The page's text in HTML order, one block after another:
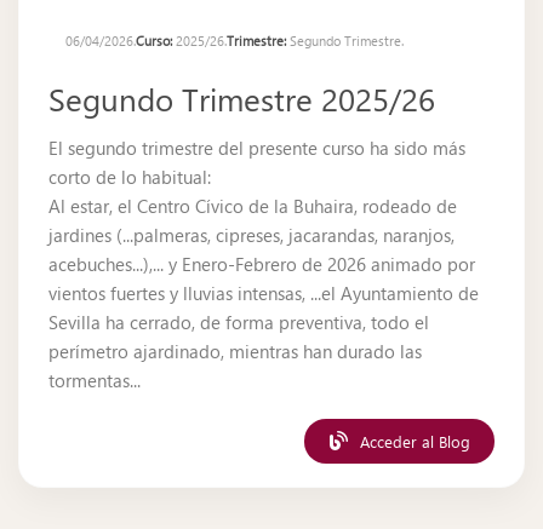
06/04/2026.Curso:2025/26.Trimestre:Segundo Trimestre.
Segundo Trimestre 2025/26
El segundo trimestre del presente curso ha sido más
corto de lo habitual:
Al estar, el Centro Cívico de la Buhaira, rodeado de
jardines (...palmeras, cipreses, jacarandas, naranjos,
acebuches...),... y Enero-Febrero de 2026 animado por
vientos fuertes y lluvias intensas, ...el Ayuntamiento de
Sevilla ha cerrado, de forma preventiva, todo el
perímetro ajardinado, mientras han durado las
tormentas...
Acceder al Blog